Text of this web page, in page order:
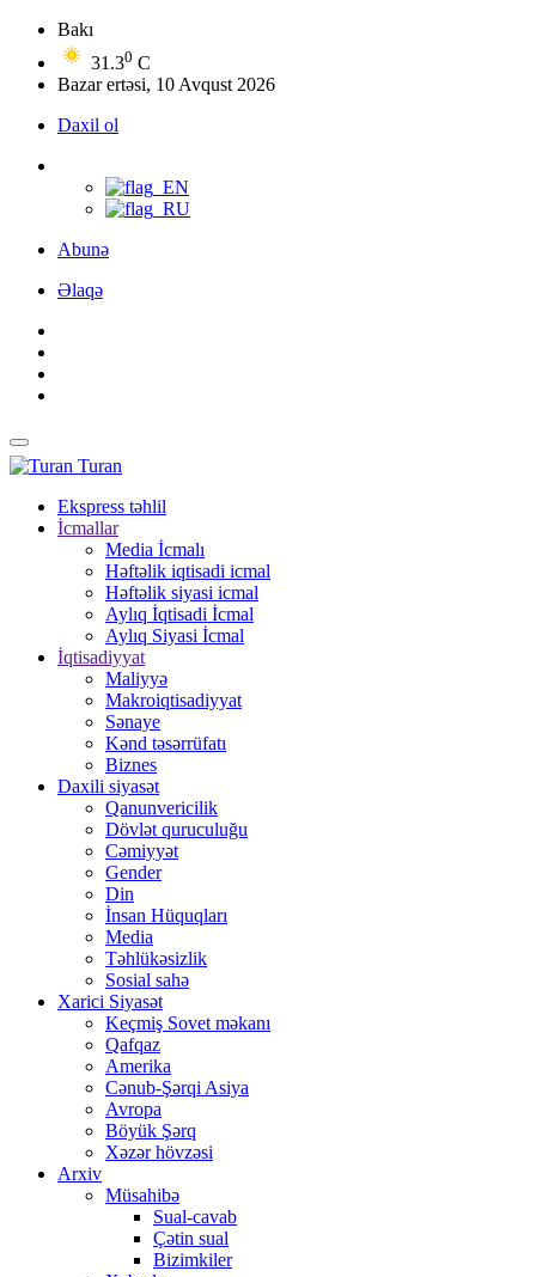
Bakı
31.30 C
Bazar ertəsi, 10 Avqust 2026
Daxil ol
Abunə
Əlaqə
Turan
Ekspress təhlil
İcmallar
Media İcmalı
Həftəlik iqtisadi icmal
Həftəlik siyasi icmal
Aylıq İqtisadi İcmal
Aylıq Siyasi İcmal
İqtisadiyyat
Maliyyə
Makroiqtisadiyyat
Sənaye
Kənd təsərrüfatı
Biznes
Daxili siyasət
Qanunvericilik
Dövlət quruculuğu
Cəmiyyət
Gender
Din
İnsan Hüquqları
Media
Təhlükəsizlik
Sosial sahə
Xarici Siyasət
Keçmiş Sovet məkanı
Qafqaz
Amerika
Cənub-Şərqi Asiya
Avropa
Böyük Şərq
Xəzər hövzəsi
Arxiv
Müsahibə
Sual-cavab
Çətin sual
Bizimkiler